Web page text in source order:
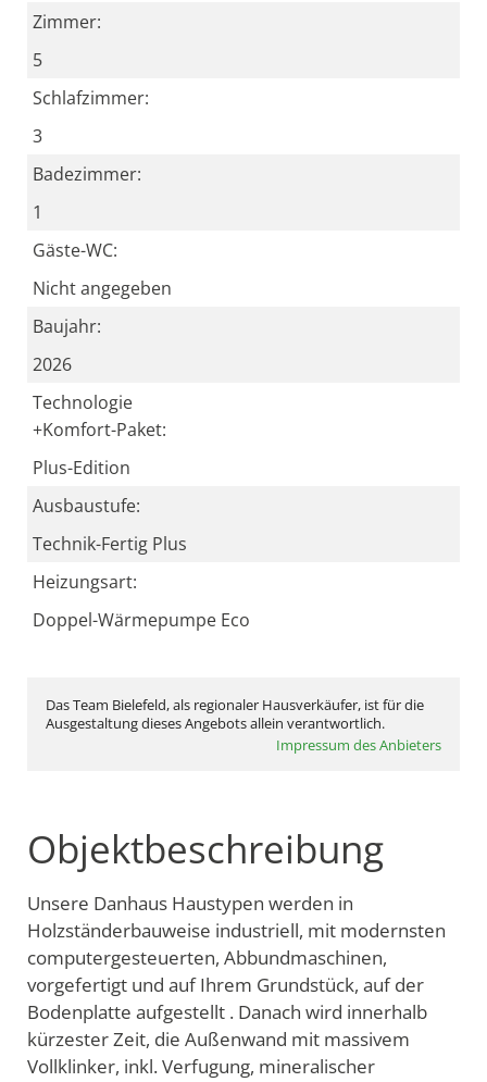
Zimmer:
5
Schlafzimmer:
3
Badezimmer:
1
Gäste-WC:
Nicht angegeben
Baujahr:
2026
Technologie
+Komfort-Paket:
Plus-Edition
Ausbaustufe:
Technik-Fertig Plus
Heizungsart:
Doppel-Wärmepumpe Eco
Das Team Bielefeld, als regionaler Hausverkäufer, ist für die
Ausgestaltung dieses Angebots allein verantwortlich.
Impressum des Anbieters
Objektbeschreibung
Unsere Danhaus Haustypen werden in
Holzständerbauweise industriell, mit modernsten
computergesteuerten, Abbundmaschinen,
vorgefertigt und auf Ihrem Grundstück, auf der
Bodenplatte aufgestellt . Danach wird innerhalb
kürzester Zeit, die Außenwand mit massivem
Vollklinker, inkl. Verfugung, mineralischer